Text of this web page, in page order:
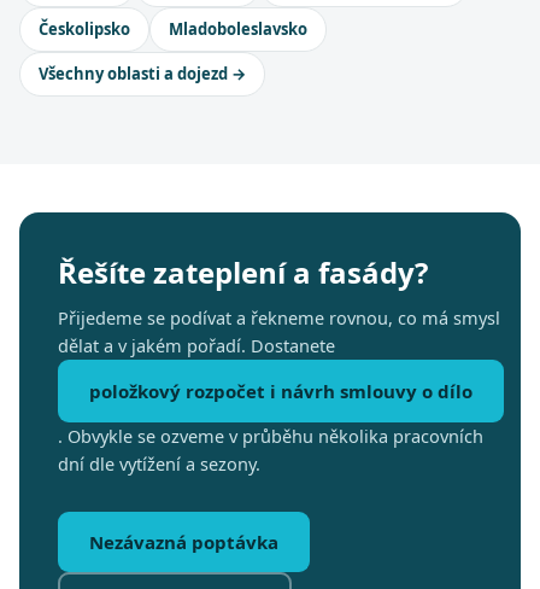
Českolipsko Mladoboleslavsko
Všechny oblasti a dojezd →
Řešíte zateplení a fasády?
Přijedeme se podívat a řekneme rovnou, co má smysl
dělat a v jakém pořadí. Dostanete
položkový rozpočet i návrh smlouvy o dílo
. Obvykle se ozveme v průběhu několika pracovních
dní dle vytížení a sezony.
Nezávazná poptávka